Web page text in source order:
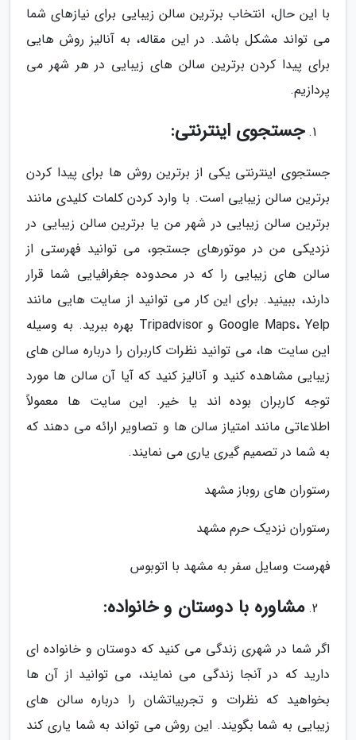
با این حال، انتخاب برترین سالن زیبایی برای نیازهای شما
می تواند مشکل باشد. در این مقاله، به آنالیز روش هایی
برای پیدا کردن برترین سالن های زیبایی در هر شهر می
پردازیم.
جستجوی اینترنتی:
جستجوی اینترنتی یکی از برترین روش ها برای پیدا کردن
برترین سالن زیبایی است. با وارد کردن کلمات کلیدی مانند
برترین سالن زیبایی در شهر من یا برترین سالن زیبایی در
نزدیکی من در موتورهای جستجو، می توانید فهرستی از
سالن های زیبایی را که در محدوده جغرافیایی شما قرار
دارند، ببینید. برای این کار می توانید از سایت هایی مانند
Google Maps، Yelp و Tripadvisor بهره ببرید. به وسیله
این سایت ها، می توانید نظرات کاربران را درباره سالن های
زیبایی مشاهده کنید و آنالیز کنید که آیا آن سالن ها مورد
توجه کاربران بوده اند یا خیر. این سایت ها معمولاً
اطلاعاتی مانند امتیاز سالن ها و تصاویر ارائه می دهند که
به شما در تصمیم گیری یاری می نمایند.
رستوران های روباز مشهد
رستوران نزدیک حرم مشهد
فهرست وسایل سفر به مشهد با اتوبوس
مشاوره با دوستان و خانواده:
اگر شما در شهری زندگی می کنید که دوستان و خانواده ای
دارید که در آنجا زندگی می نمایند، می توانید از آن ها
بخواهید که نظرات و تجربیاتشان را درباره سالن های
زیبایی به شما بگویند. این روش می تواند به شما یاری کند